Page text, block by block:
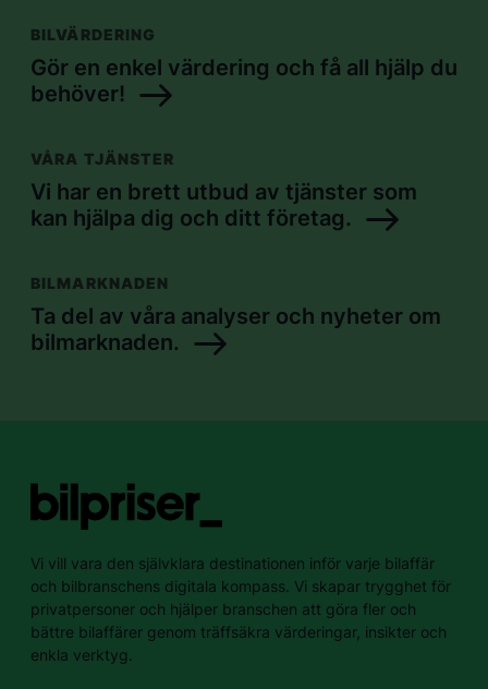
BILVÄRDERING
Gör en enkel värdering och få all hjälp du
behöver!
VÅRA TJÄNSTER
Vi har en brett utbud av tjänster som
kan hjälpa dig och ditt företag.
BILMARKNADEN
Ta del av våra analyser och nyheter om
bilmarknaden.
Vi vill vara den självklara destinationen inför varje bilaffär
och bilbranschens digitala kompass. Vi skapar trygghet för
privatpersoner och hjälper branschen att göra fler och
bättre bilaffärer genom träffsäkra värderingar, insikter och
enkla verktyg.